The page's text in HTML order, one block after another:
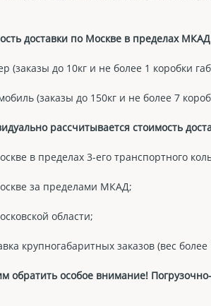
доставки по Москве в пределах
(заказы до 10кг и не более 1 коробки
(заказы до 150кг и не более 7
рассчитывается стоимость
в пределах 3-его транспортного
за пределами МКАД;
области;
крупногабаритных заказов (вес
обратить особое внимание!